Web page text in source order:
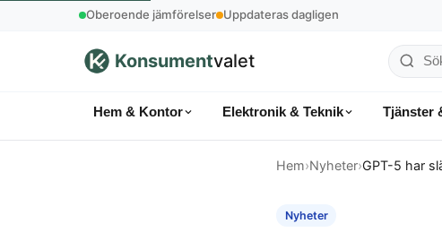
Oberoende jämförelser Uppdateras dagligen
Konsumentvalet
Sök
Hem & Kontor Elektronik & Teknik Tjänster
Hem›Nyheter›GPT-5 har
Nyheter